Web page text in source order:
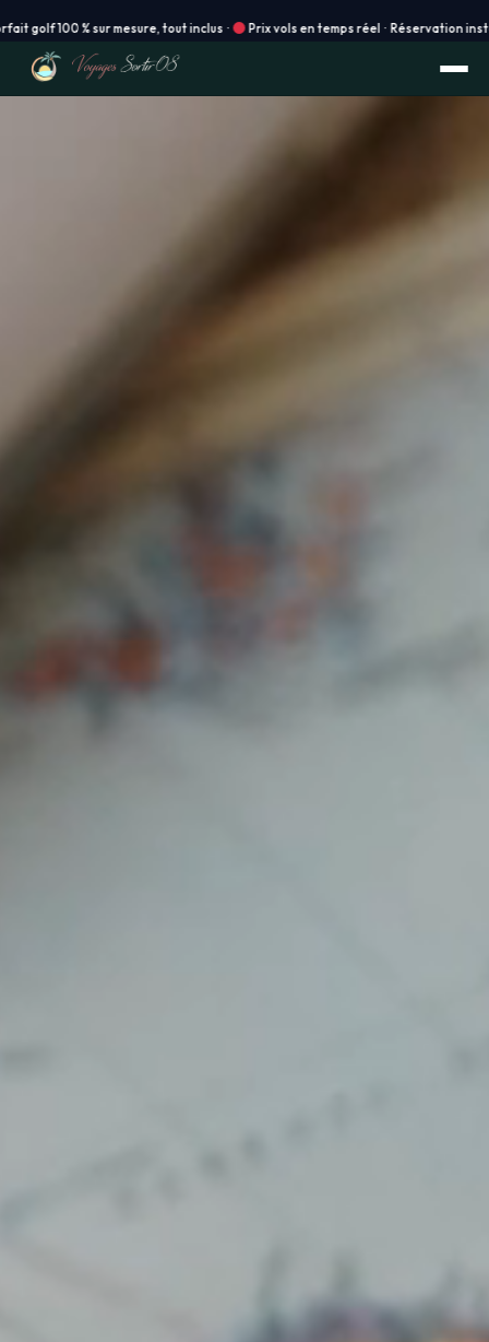
inclus · Prix vols en temps réel · Réservation instantanée en ligne ! · Agence